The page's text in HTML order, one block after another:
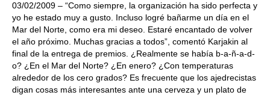
03/02/2009 – “Como siempre, la organización ha sido perfecta y
yo he estado muy a gusto. Incluso logré bañarme un día en el
Mar del Norte, como era mi deseo. Estaré encantado de volver
el año próximo. Muchas gracias a todos”, comentó Karjakin al
final de la entrega de premios. ¿Realmente se había b-a-ñ-a-d-
o? ¿En el Mar del Norte? ¿En enero? ¿Con temperaturas
alrededor de los cero grados? Es frecuente que los ajedrecistas
digan cosas más interesantes ante una cerveza y un plato de